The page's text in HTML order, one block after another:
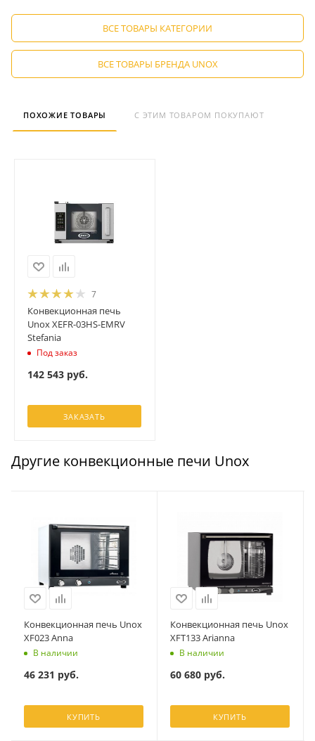
ВСЕ ТОВАРЫ КАТЕГОРИИ
ВСЕ ТОВАРЫ БРЕНДА UNOX
ПОХОЖИЕ ТОВАРЫ С ЭТИМ ТОВАРОМ ПОКУПАЮТ
7
Конвекционная печь
Unox XEFR-03HS-EMRV
Stefania
Под заказ
142 543руб.
ЗАКАЗАТЬ
Другие конвекционные печи Unox
Конвекционная печь Unox
XF023 Anna
В наличии
46 231 руб.
КУПИТЬ
Конвекционная печь Unox
XFT133 Arianna
В наличии
60 680руб.
КУПИТЬ